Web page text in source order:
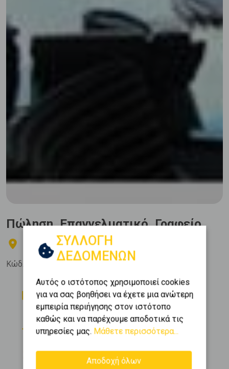
Πώληση, Επαγγελματικό, Γραφείο
ΠΕΙΡΑΙΑΣ - ΥΔΡΑΙΙΚΑ
Κώδ. Ακινήτου:252227
Δωμάτια
Μπάνια
2
Όροφος
9 (9ος)
Θέση Στάθμευσης
2
2000
ΣΥΛΛΟΓΗ
ΔΕΔΟΜΕΝΩΝ
Αυτός ο ιστότοπος χρησιμοποιεί cookies
για να σας βοηθήσει να έχετε μια ανώτερη
εμπειρία περιήγησης στον ιστότοπο
καθώς και να παρέχουμε αποδοτικά τις
υπηρεσίες μας. Μάθετε περισσότερα...
Αποδοχή όλων